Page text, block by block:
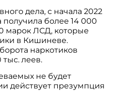
дела, с начала 2022
получила более 14 000
марок ЛСД, которые
в Кишиневе.
наркотиков
леев.
не будет
действует презумпция